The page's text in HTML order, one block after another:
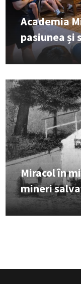
Academia
pasiunea și
Miracol în
mineri